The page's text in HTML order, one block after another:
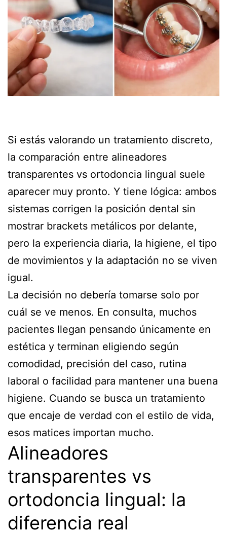
Si estás valorando un tratamiento discreto,
la comparación entre alineadores
transparentes vs ortodoncia lingual suele
aparecer muy pronto. Y tiene lógica: ambos
sistemas corrigen la posición dental sin
mostrar brackets metálicos por delante,
pero la experiencia diaria, la higiene, el tipo
de movimientos y la adaptación no se viven
igual.
La decisión no debería tomarse solo por
cuál se ve menos. En consulta, muchos
pacientes llegan pensando únicamente en
estética y terminan eligiendo según
comodidad, precisión del caso, rutina
laboral o facilidad para mantener una buena
higiene. Cuando se busca un tratamiento
que encaje de verdad con el estilo de vida,
esos matices importan mucho.
Alineadores
transparentes vs
ortodoncia lingual: la
diferencia real